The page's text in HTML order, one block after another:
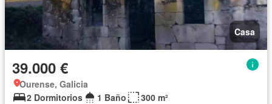
Casa
39.000 €
Ourense, Galicia
2 Dormitorios
1 Baño 300 m²